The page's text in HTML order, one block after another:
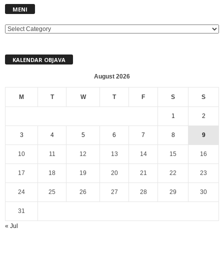
MENI
MENI
KALENDAR OBJAVA
August 2026
M T W T F S S
1 2
3 4 5 6 7 8 9
10 11 12 13 14 15 16
17 18 19 20 21 22 23
24 25 26 27 28 29 30
31
« Jul